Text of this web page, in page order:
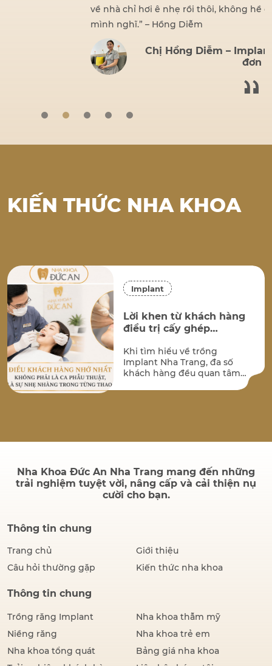
về nhà chỉ hơi ê nhẹ rồi thôi, không hề đau như
mình nghĩ.” – Hồng Diễm
Chị Hồng Diễm – Implant
KIẾN THỨC NHA KHOA
Implant
Lời khen từ khách hàng
điều trị cấy ghép
Đức An Nha Trang
Khi tìm hiểu về trồng
Implant Nha Trang, đa số
khách hàng đều quan tâm
đến hai vấn đề lớn nhất: kết
Nha Khoa Đức An Nha Trang mang đến những
trải nghiệm tuyệt vời, nâng cấp và cải thiện nụ
cười cho bạn.
Thông tin chung
Trang chủ
Giới thiệu
Câu hỏi thường gặp
Kiến thức nha khoa
Thông tin chung
Trồng răng Implant
Nha khoa thẫm mỹ
Niềng răng
Nha khoa trẻ em
Nha khoa tổng quát
Bảng giá nha khoa